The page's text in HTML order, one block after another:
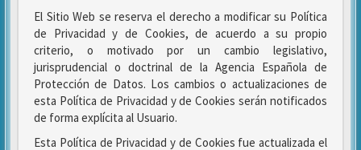
El Sitio Web se reserva el derecho a modificar su Política
de Privacidad y de Cookies, de acuerdo a su propio
criterio, o motivado por un cambio legislativo,
jurisprudencial o doctrinal de la Agencia Española de
Protección de Datos. Los cambios o actualizaciones de
esta Política de Privacidad y de Cookies serán notificados
de forma explícita al Usuario.
Esta Política de Privacidad y de Cookies fue actualizada el